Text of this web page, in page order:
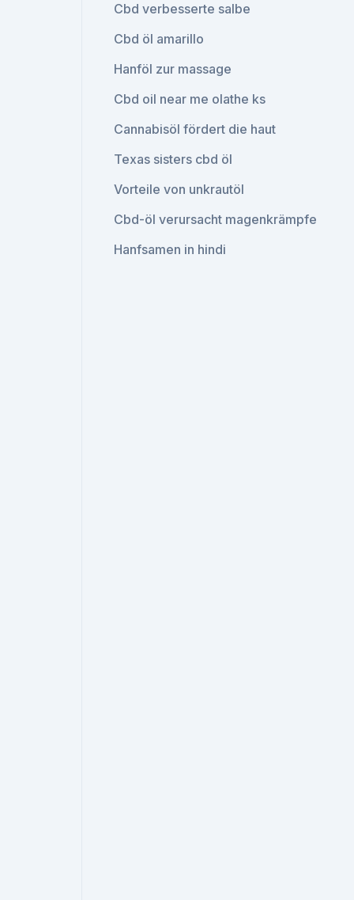
Cbd verbesserte salbe
Cbd öl amarillo
Hanföl zur massage
Cbd oil near me olathe ks
Cannabisöl fördert die haut
Texas sisters cbd öl
Vorteile von unkrautöl
Cbd-öl verursacht magenkrämpfe
Hanfsamen in hindi